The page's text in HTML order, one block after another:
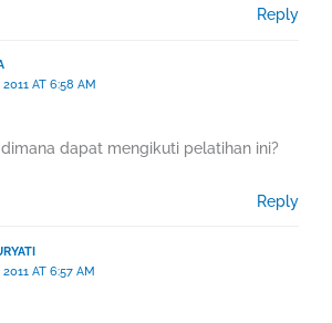
Reply
2011 AT 6:58 AM
dapat mengikuti pelatihan ini?
Reply
2011 AT 6:57 AM